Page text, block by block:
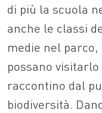
di più la scuola
anche le classi
medie nel
possano
raccontino dal
biodiversità.